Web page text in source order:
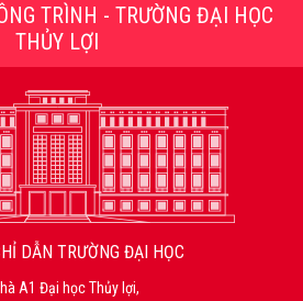
THỦY LỢI
DẪN TRƯỜNG ĐẠI HỌC
A1 Đại học Thủy lợi,